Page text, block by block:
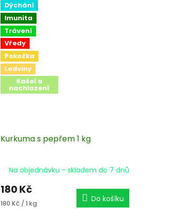
Dýchání
Imunita
Trávení
Vředy
Pokožka
Ledviny
Kašel a
nachlazení
Kurkuma s pepřem 1 kg
Na objednávku - skladem do 7 dnů
180 Kč
Měrná
180 Kč / 1 kg Do košíku